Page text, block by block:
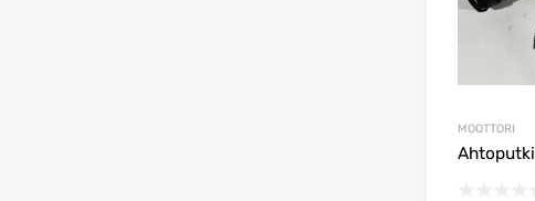
MOOTTORI
Ahtoputki